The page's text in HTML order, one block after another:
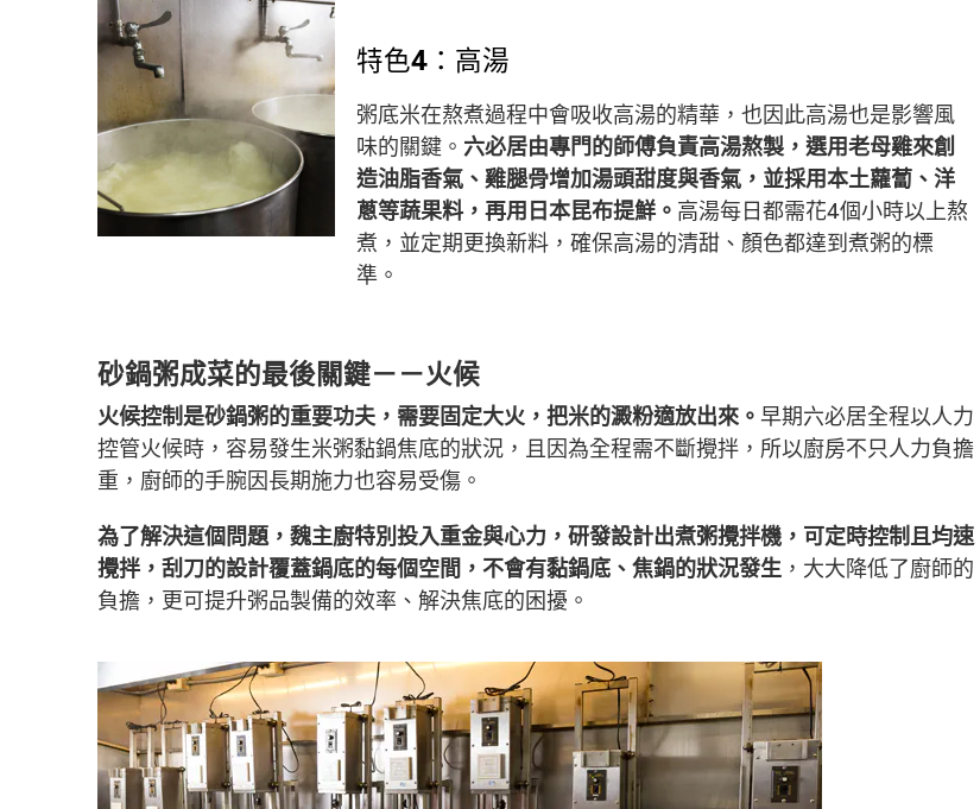
特色4：高湯
粥底米在熬煮過程中會吸收高湯的精華，也因此高湯也是影響風
味的關鍵。 六必居由專門的師傅負責高湯熬製，選用老母雞來創
造油脂香氣、雞腿骨增加湯頭甜度與香氣，並採用本土蘿蔔、洋
蔥等蔬果料，再用日本昆布提鮮。 高湯每日都需花4個小時以上熬
煮，並定期更換新料，確保高湯的清甜、顏色都達到煮粥的標
準。
砂鍋粥成菜的最後關鍵－－火候
火候控制是砂鍋粥的重要功夫，需要固定大火，把米的澱粉適放出來。 早期六必居全程以人力
控管火候時，容易發生米粥黏鍋焦底的狀況，且因為全程需不斷攪拌，所以廚房不只人力負擔
重，廚師的手腕因長期施力也容易受傷。
為了解決這個問題，魏主廚特別投入重金與心力，研發設計出煮粥攪拌機，可定時控制且均速
攪拌，刮刀的設計覆蓋鍋底的每個空間，不會有黏鍋底、焦鍋的狀況發生 ，大大降低了廚師的
負擔，更可提升粥品製備的效率、解決焦底的困擾。